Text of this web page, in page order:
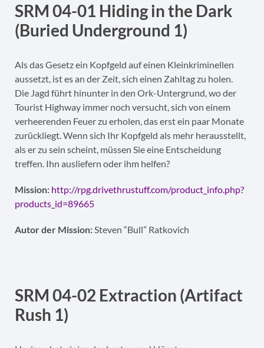
SRM 04-01 Hiding in the Dark
(Buried Underground 1)
Als das Gesetz ein Kopfgeld auf einen Kleinkriminellen
aussetzt, ist es an der Zeit, sich einen Zahltag zu holen.
Die Jagd führt hinunter in den Ork-Untergrund, wo der
Tourist Highway immer noch versucht, sich von einem
verheerenden Feuer zu erholen, das erst ein paar Monate
zurückliegt. Wenn sich Ihr Kopfgeld als mehr herausstellt,
als er zu sein scheint, müssen Sie eine Entscheidung
treffen. Ihn ausliefern oder ihm helfen?
Mission: http://rpg.drivethrustuff.com/product_info.php?
products_id=89665
Autor der Mission:Steven “Bull” Ratkovich
SRM 04-02 Extraction (Artifact
Rush 1)